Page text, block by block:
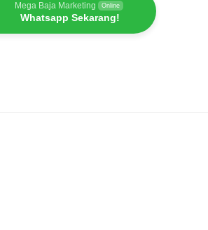
Mega Baja Marketing Online
Whatsapp Sekarang!